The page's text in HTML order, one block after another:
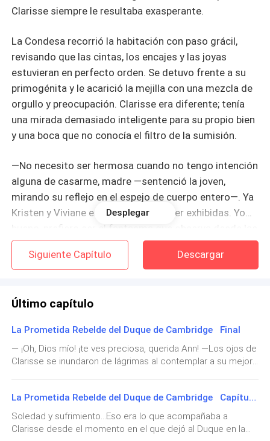
Clarisse siempre le resultaba exasperante.
La Condesa recorrió la habitación con paso grácil,
revisando que las cintas, los encajes y las joyas
estuvieran en perfecto orden. Se detuvo frente a su
primogénita y le acarició la mejilla con una mezcla de
orgullo y preocupación. Clarisse era diferente; tenía
una mirada demasiado inteligente para su propio bien
y una boca que no conocía el filtro de la sumisión.
—No necesito ser hermosa cuando no tengo intención
alguna de casarme, madre —sentenció la joven,
mirando su reflejo en el espejo de cuerpo entero—. Ya
Kristen y Viviane están en edad de ser exhibidas. Yo…
bueno, prefiero ser el fantasma que observa desde las
sombras.
El jadeo colectivo de las doncellas resonó en la
profundamente. La rebeldía de Clarisse era un secreto
pretendientes atraídos por su dote y su linaje, ella
misma se había encargado de ahuyentarlos. Usaba su
intelecto como un escudo y su carácter autoritario
Londres sintiéndose pequeños y ridículamente
aburridos.
Desplegar
Siguiente Capítulo Descargar
Último capítulo
La Prometida Rebelde del Duque de Cambridge Final
— ¡Oh, Dios mío! ¡te ves preciosa, querida Ann! —Los ojos de
Clarisse se inundaron de lágrimas al contemplar a su mejor
Anston como su asesor legal principal, convirtiéndolo en un
abogado de gran prestigio y en el proveedor económico de
la familia Morrison. Por ello, las manos de Clarisse
temblaban ante la certeza de que coincidiría con el Duque
La Prometida Rebelde del Duque de Cambridge Capítulo 70
Soledad y sufrimiento…Eso era lo que acompañaba a
Clarisse desde el momento en el que dejó al Duque en la